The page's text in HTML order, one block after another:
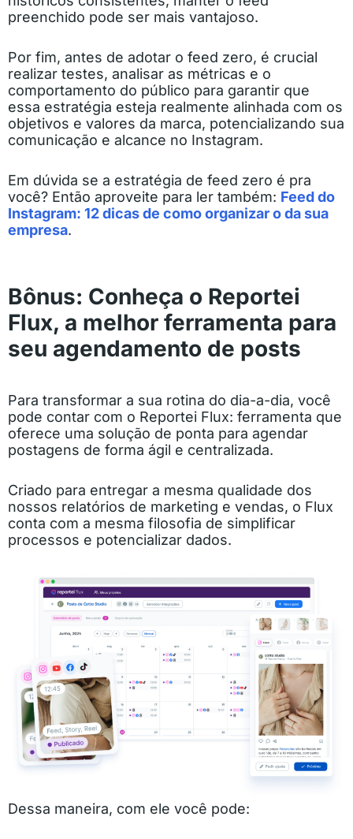
preenchido pode ser mais vantajoso.
Por fim, antes de adotar o feed zero, é crucial
realizar testes, analisar as métricas e o
comportamento do público para garantir que
essa estratégia esteja realmente alinhada com os
objetivos e valores da marca, potencializando sua
comunicação e alcance no Instagram.
Em dúvida se a estratégia de feed zero é pra
você? Então aproveite para ler também: Feed do
Instagram: 12 dicas de como organizar o da sua
empresa.
Bônus: Conheça o Reportei
Flux, a melhor ferramenta para
seu agendamento de posts
Para transformar a sua rotina do dia-a-dia, você
pode contar com o Reportei Flux: ferramenta que
oferece uma solução de ponta para agendar
postagens de forma ágil e centralizada.
Criado para entregar a mesma qualidade dos
nossos relatórios de marketing e vendas, o Flux
conta com a mesma filosofia de simplificar
processos e potencializar dados.
Dessa maneira, com ele você pode: